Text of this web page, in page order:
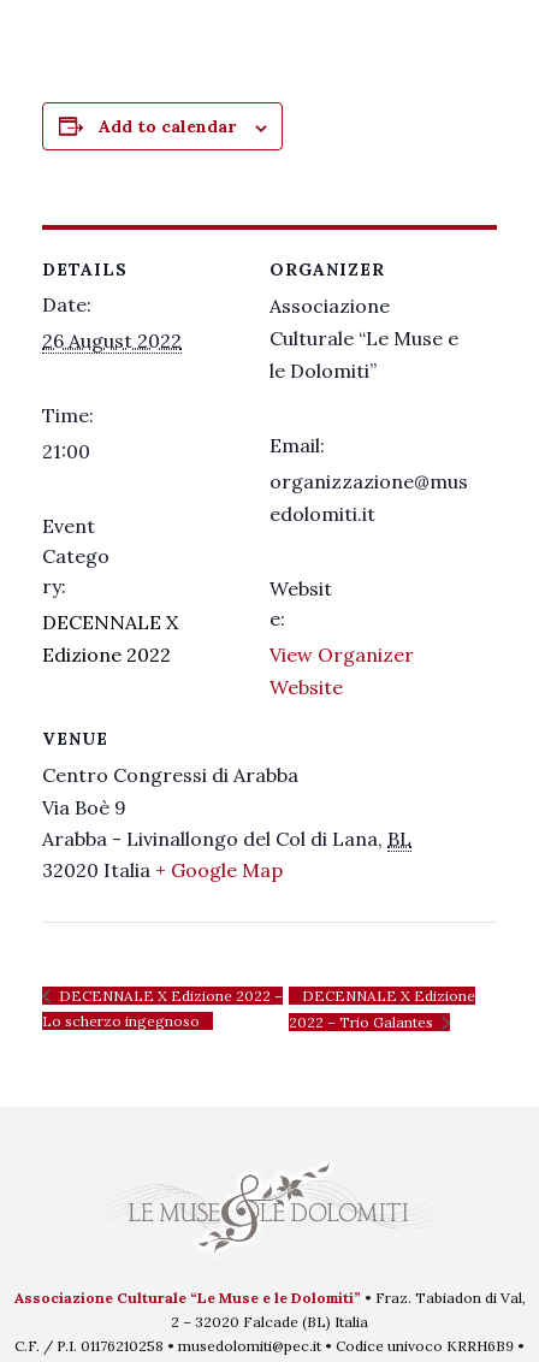
Add to calendar
DETAILS
Date:
26 August 2022
Time:
21:00
Event
Catego
ry:
DECENNALE X
Edizione 2022
VENUE
Centro Congressi di Arabba
Via Boè 9
Arabba - Livinallongo del Col di Lana, BL
32020 Italia + Google Map
ORGANIZER
Associazione
Culturale “Le Muse e
le Dolomiti”
Email:
organizzazione@mus
edolomiti.it
Websit
e:
View Organizer
Website
DECENNALE X Edizione 2022 –
Lo scherzo ingegnoso
DECENNALE X Edizione
2022 – Trio Galantes
Associazione Culturale “Le Muse e le Dolomiti” • Fraz. Tabiadon di Val,
2 – 32020 Falcade (BL) Italia
C.F. / P.I. 01176210258 • musedolomiti@pec.it • Codice univoco KRRH6B9 •